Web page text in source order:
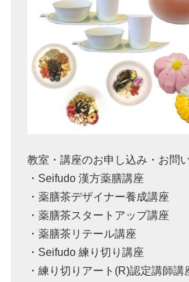
教室・講座のお申し込み・お問
・Seifudo 漢方薬膳講座
・薬膳茶デザイナー養成講座
・薬膳茶スタートアップ講座
・薬膳茶リテール講座
・Seifudo 練り切り講座
・練り切りアート(R)認定講師講